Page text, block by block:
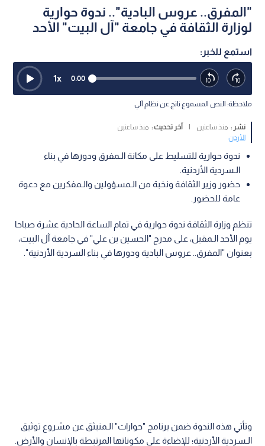
"المفرق.. عروس البادية".. ندوة حوارية
لوزارة الثقافة في جامعة "آل البيت" الأحد
استمع للخبر:
0:00
1x
ملاحظة: النص المسموع ناتج عن نظام آلي
نشر : منذ ساعتين | آخر تحديث : منذ ساعتين
الأردن
ندوة حوارية للتسليط على مكانة الـمفرق ودورها في بناء
الـسردية الأردنية.
حضور وزير الثقافة ونخبة من الـمسؤولين والـمفكرين مع دعوة
عامة للحضور.
تنظم وزارة الثقافة ندوة حوارية في تمام الساعة الحادية عشرة صباحا
يوم الأحد الـمقبل، على مدرج "الحسين بن علي" في جامعة آل البيت،
بعنوان "المفرق.. عروس البادية ودورها في بناء السردية الأردنية".
وتأتي هذه الندوة ضمن برنامج "حوارات" الـمنبثق عن مشروع توثيق
الـسردية الأردنية؛ للإضاءة على مكوناتها المرتبطة بالإنسان والأرض.